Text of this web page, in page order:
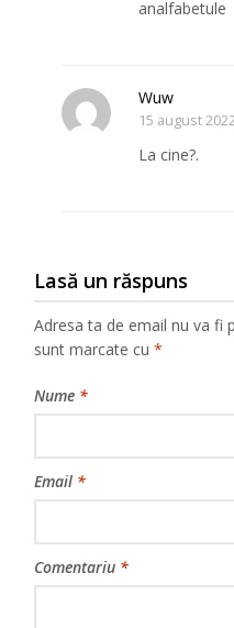
analfabetule
Wuw
15 august
La cine?.
Lasă un răspuns
Adresa ta de email nu va fi
sunt marcate cu*
Nume *
Email *
Comentariu *